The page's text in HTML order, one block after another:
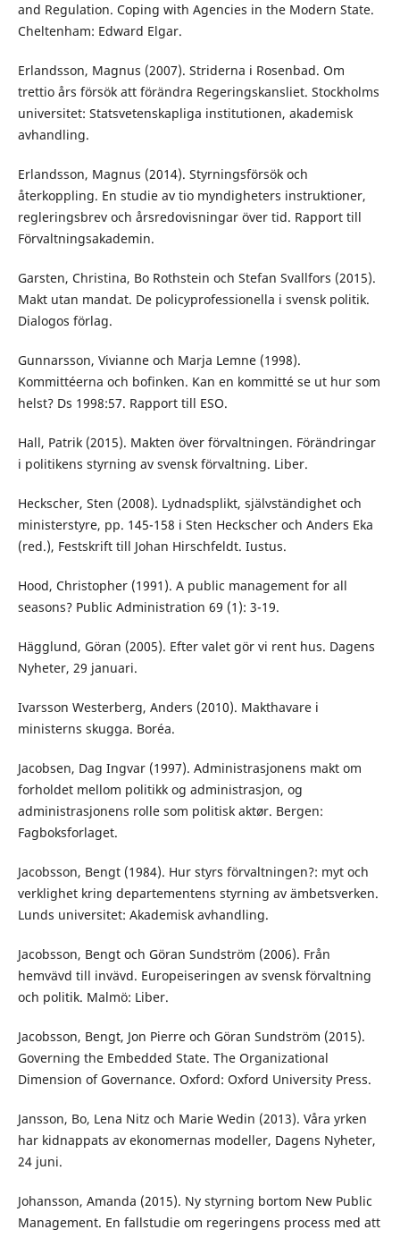
and Regulation. Coping with Agencies in the Modern State.
Cheltenham: Edward Elgar.
Erlandsson, Magnus (2007). Striderna i Rosenbad. Om
trettio års försök att förändra Regeringskansliet. Stockholms
universitet: Statsvetenskapliga institutionen, akademisk
avhandling.
Erlandsson, Magnus (2014). Styrningsförsök och
återkoppling. En studie av tio myndigheters instruktioner,
regleringsbrev och årsredovisningar över tid. Rapport till
Förvaltningsakademin.
Garsten, Christina, Bo Rothstein och Stefan Svallfors (2015).
Makt utan mandat. De policyprofessionella i svensk politik.
Dialogos förlag.
Gunnarsson, Vivianne och Marja Lemne (1998).
Kommittéerna och bofinken. Kan en kommitté se ut hur som
helst? Ds 1998:57. Rapport till ESO.
Hall, Patrik (2015). Makten över förvaltningen. Förändringar
i politikens styrning av svensk förvaltning. Liber.
Heckscher, Sten (2008). Lydnadsplikt, självständighet och
ministerstyre, pp. 145-158 i Sten Heckscher och Anders Eka
(red.), Festskrift till Johan Hirschfeldt. Iustus.
Hood, Christopher (1991). A public management for all
seasons? Public Administration 69 (1): 3-19.
Hägglund, Göran (2005). Efter valet gör vi rent hus. Dagens
Nyheter, 29 januari.
Ivarsson Westerberg, Anders (2010). Makthavare i
ministerns skugga. Boréa.
Jacobsen, Dag Ingvar (1997). Administrasjonens makt om
forholdet mellom politikk og administrasjon, og
administrasjonens rolle som politisk aktør. Bergen:
Fagboksforlaget.
Jacobsson, Bengt (1984). Hur styrs förvaltningen?: myt och
verklighet kring departementens styrning av ämbetsverken.
Lunds universitet: Akademisk avhandling.
Jacobsson, Bengt och Göran Sundström (2006). Från
hemvävd till invävd. Europeiseringen av svensk förvaltning
och politik. Malmö: Liber.
Jacobsson, Bengt, Jon Pierre och Göran Sundström (2015).
Governing the Embedded State. The Organizational
Dimension of Governance. Oxford: Oxford University Press.
Jansson, Bo, Lena Nitz och Marie Wedin (2013). Våra yrken
har kidnappats av ekonomernas modeller, Dagens Nyheter,
24 juni.
Johansson, Amanda (2015). Ny styrning bortom New Public
Management. En fallstudie om regeringens process med att